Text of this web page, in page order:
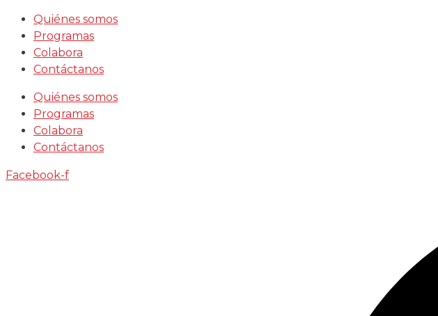
Saltar
contenido
Quiénes somos
Programas
Colabora
Contáctanos
Quiénes somos
Programas
Colabora
Contáctanos
Facebook-f